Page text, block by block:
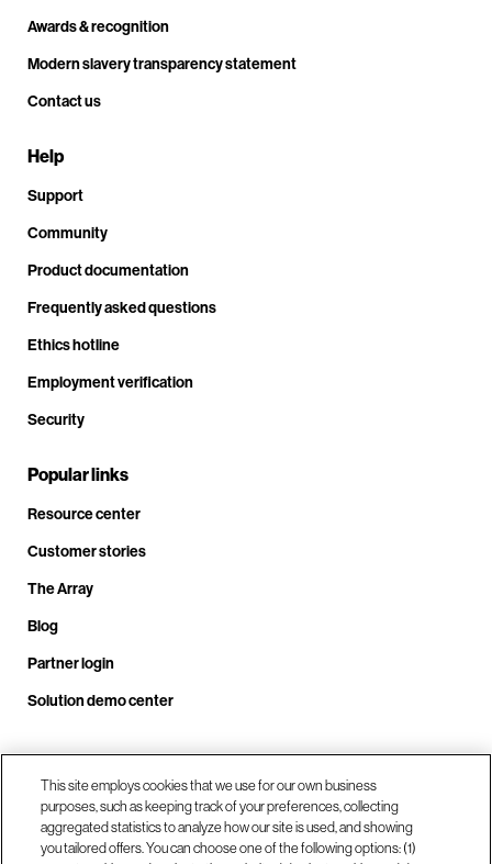
Awards & recognition
Modern slavery transparency statement
Contact us
Help
Support
Community
Product documentation
Frequently asked questions
Ethics hotline
Employment verification
Security
Popular links
Resource center
Customer stories
The Array
Blog
Partner login
Solution demo center
Call us at +1.678.403.3035
Our locations
This site employs cookies that we use for our own business
purposes, such as keeping track of your preferences, collecting
aggregated statistics to analyze how our site is used, and showing
you tailored offers. You can choose one of the following options: (1)